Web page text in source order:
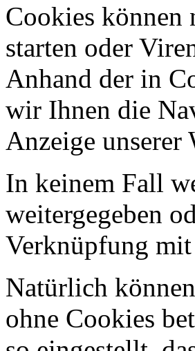
Cookies können
starten oder
Anhand der in
wir Ihnen die
Anzeige unserer
In keinem Fall
weitergegeben
Verknüpfung mit
Natürlich
ohne Cookies